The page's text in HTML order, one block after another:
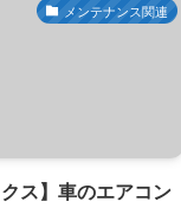
メンテナンス関連
クス】車のエアコン